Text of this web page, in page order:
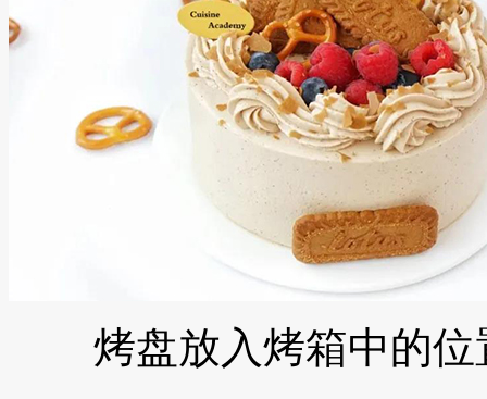
烤盘放入烤箱中的位